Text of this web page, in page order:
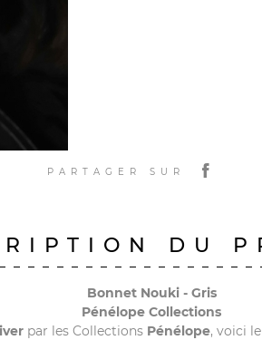
PARTAGER SUR
DU
Bonnet Nouki - Gris
Pénélope Collections
par les Collections Pénélope, voici le